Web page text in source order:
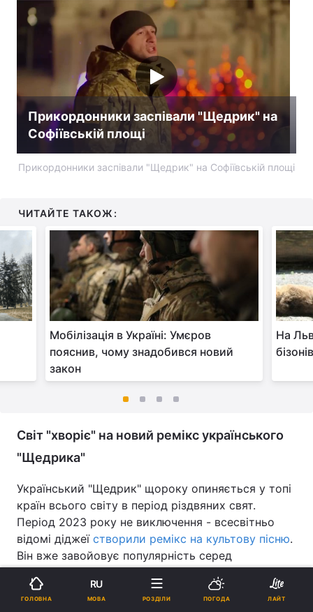
Прикордонники заспівали "Щедрик" на
Софіївській площі
Прикордонники заспівали "Щедрик" на Софіївській площі
ЧИТАЙТЕ ТАКОЖ:
Мобілізація в Україні: Умєров
пояснив, чому знадобився новий
закон
На
Світ "хворіє" на новий ремікс українського
"Щедрика"
Український "Щедрик" щороку опиняється у топі
країн всього світу в період різдвяних свят.
Період 2023 року не виключення - всесвітньо
відомі діджеї створили ремікс на культову пісню.
Він вже завойовує популярність серед
Над техно-версією хіта працював французький
ГОЛОВНА
RU
МОВА РОЗДІЛИ ПОГОДА ЛАЙТ